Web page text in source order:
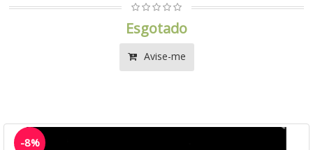
Esgotado
Avise-me
-8%